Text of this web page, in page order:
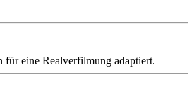
für eine Realverfilmung adaptiert.